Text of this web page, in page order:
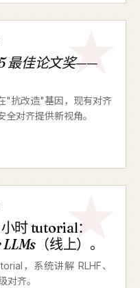
最佳论文奖——
"抗改造"基因，现有对齐
对齐提供新视角。
时 tutorial：
（线上）。
，系统讲解 RLHF、
对齐。